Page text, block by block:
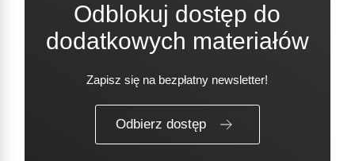
Odblokuj dostęp do
dodatkowych materiałów
Zapisz się na bezpłatny newsletter!
Odbierz dostęp